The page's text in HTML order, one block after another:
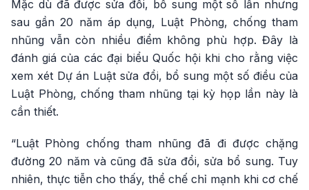
Mặc dù đã được sửa đổi, bổ sung một số lần nhưng
sau gần 20 năm áp dụng, Luật Phòng, chống tham
nhũng vẫn còn nhiều điểm không phù hợp. Đây là
đánh giá của các đại biểu Quốc hội khi cho rằng việc
xem xét Dự án Luật sửa đổi, bổ sung một số điều của
Luật Phòng, chống tham nhũng tại kỳ họp lần này là
cần thiết.
“Luật Phòng chống tham nhũng đã đi được chặng
đường 20 năm và cũng đã sửa đổi, sửa bổ sung. Tuy
nhiên, thực tiễn cho thấy, thể chế chỉ mạnh khi cơ chế